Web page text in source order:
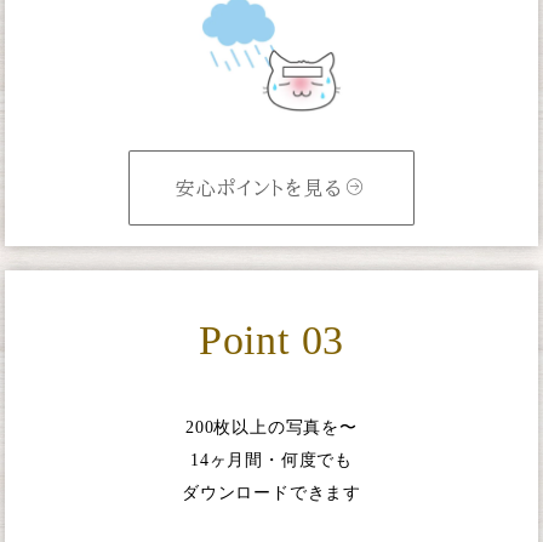
安心ポイントを見る
Point 03
200枚以上の写真を〜
14ヶ月間・何度でも
ダウンロードできます